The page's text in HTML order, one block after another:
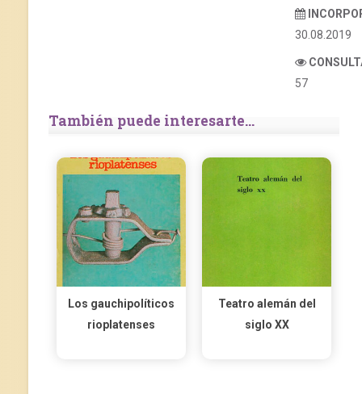
30.08.2019
57
También puede interesarte...
Los gauchipolíticos
rioplatenses
Teatro alemán del
siglo XX